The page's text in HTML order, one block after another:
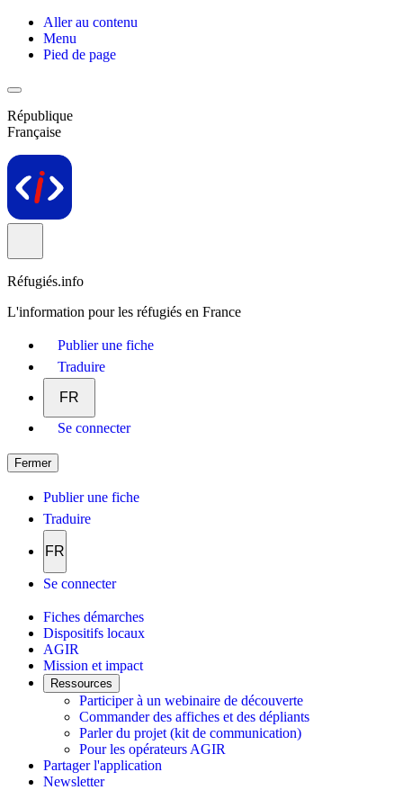
Aller au contenu
Menu
Pied de page
République
Française
Réfugiés.info
L'information pour les réfugiés en France
Publier une fiche
Traduire
FR
Se connecter
Fermer
Publier une fiche
Traduire
FR
Se connecter
Fiches démarches
Dispositifs locaux
AGIR
Mission et impact
Ressources
Participer à un webinaire de découverte
Commander des affiches et des dépliants
Parler du projet (kit de communication)
Pour les opérateurs AGIR
Partager l'application
Newsletter